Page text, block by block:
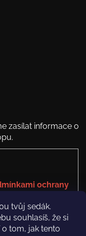
tvůj sedák.
souhlasíš, že si
o tom, jak tento
zasílat informace o
ochrany